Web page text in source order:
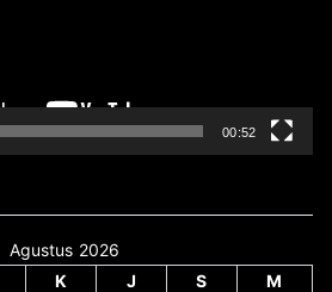
00:52
Agustus 2026
K J S
M